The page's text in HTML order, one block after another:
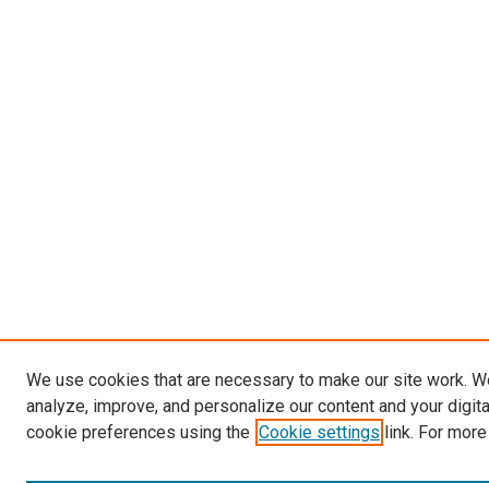
We use cookies that are necessary to make our site work.
analyze, improve, and personalize our content and your
cookie preferences using the Cookie settings link. For